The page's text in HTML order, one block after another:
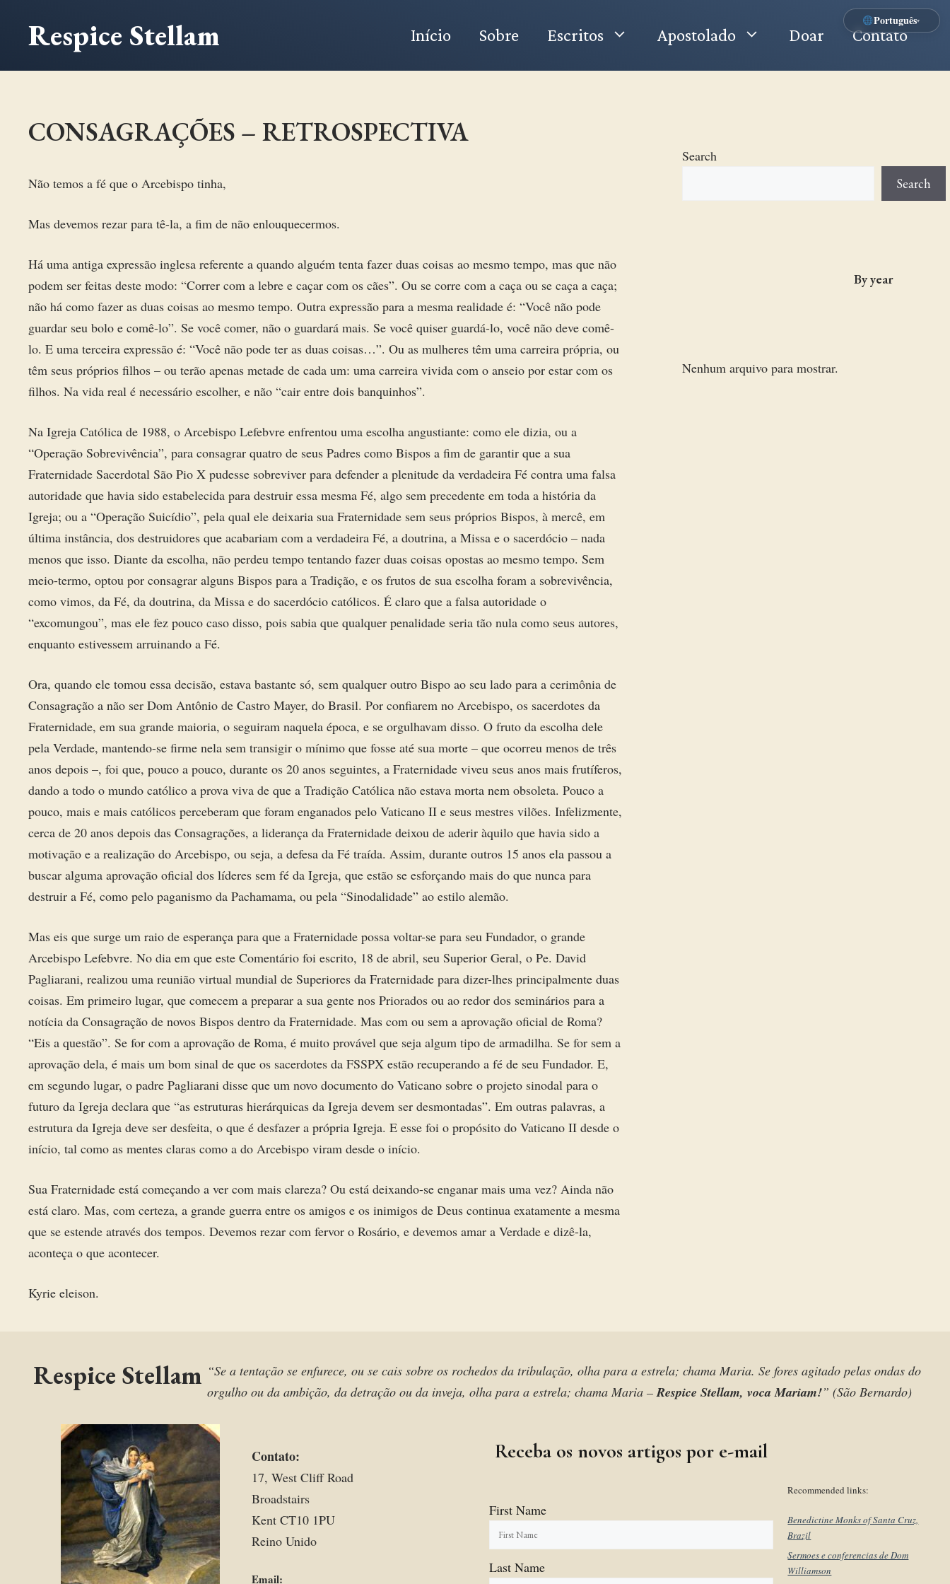
Português▾
conteúdo
Respice Stellam Início Sobre Escritos Apostolado Doar Contato
CONSAGRAÇÕES – RETROSPECTIVA
Não temos a fé que o Arcebispo tinha,
Mas devemos rezar para tê-la, a fim de não enlouquecermos.
Há uma antiga expressão inglesa referente a quando alguém tenta fazer duas coisas ao mesmo tempo, mas que não
podem ser feitas deste modo: “Correr com a lebre e caçar com os cães”. Ou se corre com a caça ou se caça a caça;
não há como fazer as duas coisas ao mesmo tempo. Outra expressão para a mesma realidade é: “Você não pode
guardar seu bolo e comê-lo”. Se você comer, não o guardará mais. Se você quiser guardá-lo, você não deve comê-
lo. E uma terceira expressão é: “Você não pode ter as duas coisas…”. Ou as mulheres têm uma carreira própria, ou
têm seus próprios filhos – ou terão apenas metade de cada um: uma carreira vivida com o anseio por estar com os
filhos. Na vida real é necessário escolher, e não “cair entre dois banquinhos”.
Na Igreja Católica de 1988, o Arcebispo Lefebvre enfrentou uma escolha angustiante: como ele dizia, ou a
“Operação Sobrevivência”, para consagrar quatro de seus Padres como Bispos a fim de garantir que a sua
Fraternidade Sacerdotal São Pio X pudesse sobreviver para defender a plenitude da verdadeira Fé contra uma falsa
autoridade que havia sido estabelecida para destruir essa mesma Fé, algo sem precedente em toda a história da
Igreja; ou a “Operação Suicídio”, pela qual ele deixaria sua Fraternidade sem seus próprios Bispos, à mercê, em
última instância, dos destruidores que acabariam com a verdadeira Fé, a doutrina, a Missa e o sacerdócio – nada
menos que isso. Diante da escolha, não perdeu tempo tentando fazer duas coisas opostas ao mesmo tempo. Sem
meio-termo, optou por consagrar alguns Bispos para a Tradição, e os frutos de sua escolha foram a sobrevivência,
como vimos, da Fé, da doutrina, da Missa e do sacerdócio católicos. É claro que a falsa autoridade o
“excomungou”, mas ele fez pouco caso disso, pois sabia que qualquer penalidade seria tão nula como seus autores,
enquanto estivessem arruinando a Fé.
Ora, quando ele tomou essa decisão, estava bastante só, sem qualquer outro Bispo ao seu lado para a cerimônia de
Consagração a não ser Dom Antônio de Castro Mayer, do Brasil. Por confiarem no Arcebispo, os sacerdotes da
Fraternidade, em sua grande maioria, o seguiram naquela época, e se orgulhavam disso. O fruto da escolha dele
pela Verdade, mantendo-se firme nela sem transigir o mínimo que fosse até sua morte – que ocorreu menos de três
anos depois –, foi que, pouco a pouco, durante os 20 anos seguintes, a Fraternidade viveu seus anos mais frutíferos,
dando a todo o mundo católico a prova viva de que a Tradição Católica não estava morta nem obsoleta. Pouco a
pouco, mais e mais católicos perceberam que foram enganados pelo Vaticano II e seus mestres vilões. Infelizmente,
cerca de 20 anos depois das Consagrações, a liderança da Fraternidade deixou de aderir àquilo que havia sido a
motivação e a realização do Arcebispo, ou seja, a defesa da Fé traída. Assim, durante outros 15 anos ela passou a
buscar alguma aprovação oficial dos líderes sem fé da Igreja, que estão se esforçando mais do que nunca para
destruir a Fé, como pelo paganismo da Pachamama, ou pela “Sinodalidade” ao estilo alemão.
Mas eis que surge um raio de esperança para que a Fraternidade possa voltar-se para seu Fundador, o grande
Arcebispo Lefebvre. No dia em que este Comentário foi escrito, 18 de abril, seu Superior Geral, o Pe. David
Pagliarani, realizou uma reunião virtual mundial de Superiores da Fraternidade para dizer-lhes principalmente duas
coisas. Em primeiro lugar, que comecem a preparar a sua gente nos Priorados ou ao redor dos seminários para a
notícia da Consagração de novos Bispos dentro da Fraternidade. Mas com ou sem a aprovação oficial de Roma?
“Eis a questão”. Se for com a aprovação de Roma, é muito provável que seja algum tipo de armadilha. Se for sem a
aprovação dela, é mais um bom sinal de que os sacerdotes da FSSPX estão recuperando a fé de seu Fundador. E,
em segundo lugar, o padre Pagliarani disse que um novo documento do Vaticano sobre o projeto sinodal para o
futuro da Igreja declara que “as estruturas hierárquicas da Igreja devem ser desmontadas”. Em outras palavras, a
estrutura da Igreja deve ser desfeita, o que é desfazer a própria Igreja. E esse foi o propósito do Vaticano II desde o
início, tal como as mentes claras como a do Arcebispo viram desde o início.
Sua Fraternidade está começando a ver com mais clareza? Ou está deixando-se enganar mais uma vez? Ainda não
está claro. Mas, com certeza, a grande guerra entre os amigos e os inimigos de Deus continua exatamente a mesma
que se estende através dos tempos. Devemos rezar com fervor o Rosário, e devemos amar a Verdade e dizê-la,
aconteça o que acontecer.
Kyrie eleison.
Search
Search
By year
Nenhum arquivo para mostrar.
Respice Stellam “Se a tentação se enfurece, ou se cais sobre os rochedos da tribulação, olha para a estrela; chama Maria. Se fores agitado pelas ondas do
orgulho ou da ambição, da detração ou da inveja, olha para a estrela; chama Maria –Respice Stellam, voca Mariam!” (São Bernardo)
Contato:
17, West Cliff Road
Broadstairs
Kent CT10 1PU
Reino Unido
Email:
Receba os novos artigos por e-mail
First Name
Last Name
Recommended links:
Benedictine Monks of Santa Cruz,
Brazil
Sermoes e conferencias de Dom
Williamson